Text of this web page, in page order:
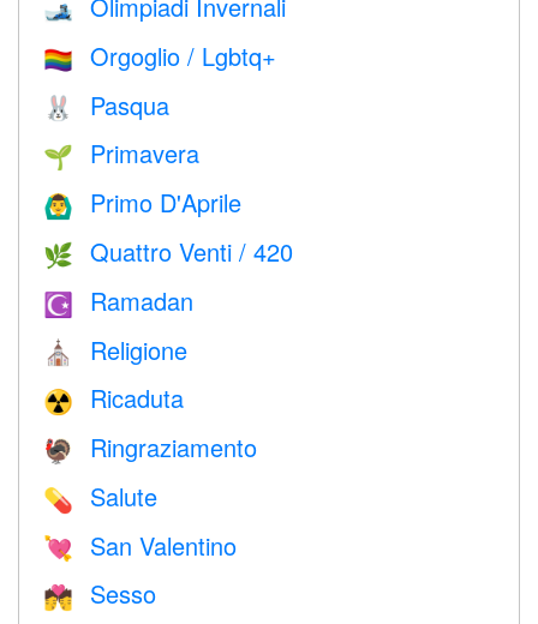
🎿
🏳️‍🌈 Orgoglio / Lgbtq+
🐰 Pasqua
🌱 Primavera
🙆‍♂️ Primo D'Aprile
🌿 Quattro Venti / 420
☪️ Ramadan
⛪️ Religione
☢️ Ricaduta
🦃 Ringraziamento
💊 Salute
💘 San Valentino
💏 Sesso